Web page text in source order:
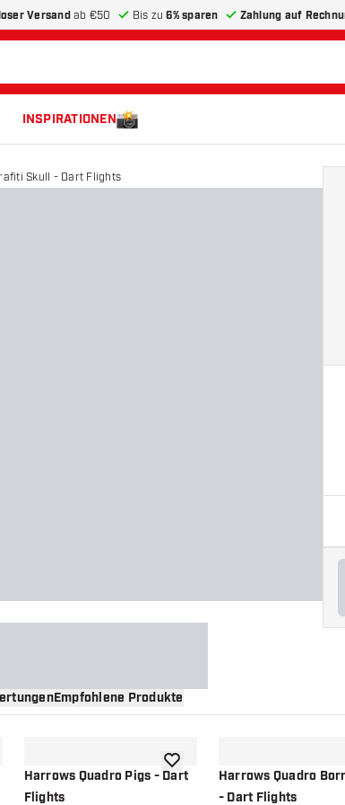
Versandab €50 Bis zu6% sparen Zahlung auf
INSPIRATIONEN
Skull - Dart Flights
Empfohlene Produkte
hinzufügen
Harrows Quadro Pigs - Dart
Flights
Zur Wunschliste hinzufügen
Harrows Quadro
- Dart Flights